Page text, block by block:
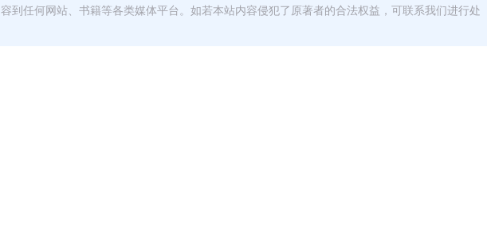
到任何网站、书籍等各类媒体平台。如若本站内容侵犯了原著者的合法权益，可联系我们进行处